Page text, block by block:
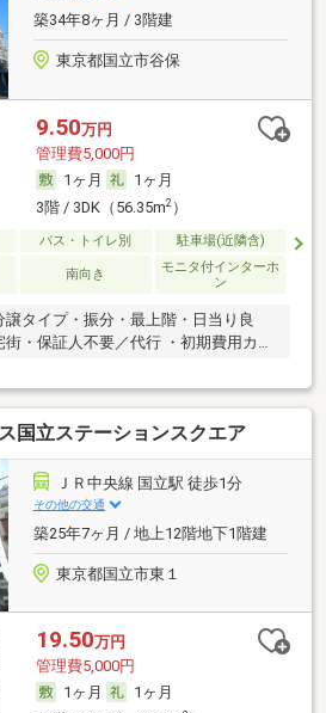
築34年8ヶ月 / 3階建
東京都国立市谷保
9.50万円
管理費5,000円
1ヶ月
1ヶ月
3階 / 3DK（56.35m2）
バス・トイレ別 駐車場(近隣含)
南向き
モニタ付インターホ
ン
譲タイプ・振分・最上階・日当り良
・保証人不要／代行 ・初期費用カー
国立ステーションスクエア
ＪＲ中央線 国立駅 徒歩1分
その他の交通
築25年7ヶ月 / 地上12階地下1階建
東京都国立市東１
19.50万円
管理費5,000円
1ヶ月
1ヶ月